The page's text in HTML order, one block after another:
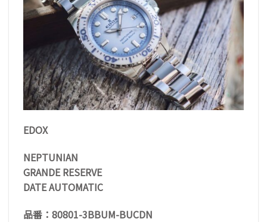
EDOX
NEPTUNIAN
GRANDE RESERVE
DATE AUTOMATIC
品番：80801-3BBUM-BUCDN